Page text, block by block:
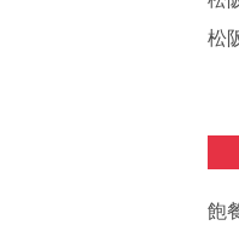
松
飽